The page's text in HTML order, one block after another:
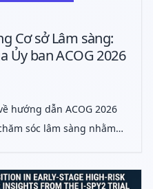
Cơ sở Lâm sàng:
Ủy ban ACOG 2026
hướng dẫn ACOG 2026
sóc lâm sàng nhằm